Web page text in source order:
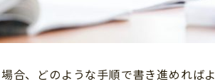
合、どのような手順で書き進めればよ